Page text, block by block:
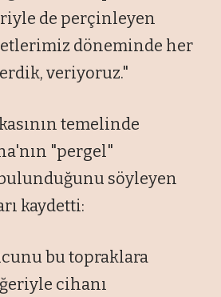
de perçinleyen
döneminde her
veriyoruz."
temelinde
"pergel"
söyleyen
kaydetti:
bu topraklara
cihanı